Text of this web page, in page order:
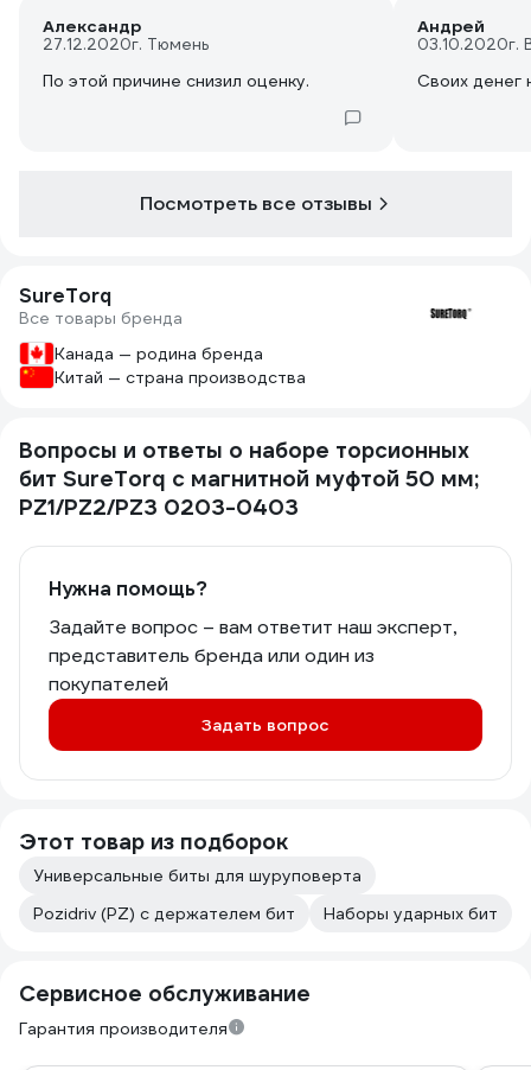
Александр
27.12.2020г. Тюмень
По этой причине снизил оценку.
Андрей
03.10.2020г.
Своих денег
Посмотреть все отзывы
SureTorq
Все товары бренда
Канада — родина бренда
Китай — страна производства
Вопросы и ответы о наборе торсионных
бит SureTorq с магнитной муфтой 50 мм;
PZ1/PZ2/PZ3 0203-0403
Нужна помощь?
Задайте вопрос – вам ответит наш эксперт,
представитель бренда или один из
покупателей
Задать вопрос
Этот товар из подборок
Универсальные биты для шуруповерта
Pozidriv (PZ) с держателем бит
Наборы ударных бит
Сервисное обслуживание
Гарантия производителя